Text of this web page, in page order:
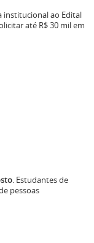
institucional ao Edital
até R$ 30 mil em
. Estudantes de
pessoas